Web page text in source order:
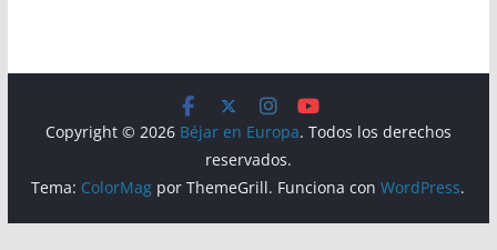
Copyright © 2026 Béjar en Europa. Todos los derechos
reservados.
Tema: ColorMag por ThemeGrill. Funciona conWordPress.